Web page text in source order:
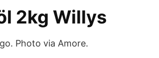
2kg Willys
Photo via Amore.